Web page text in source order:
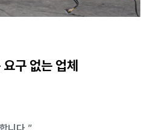
구 없는 업체